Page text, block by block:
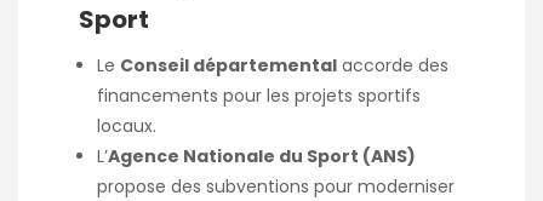
Sport
Le Conseil départemental accorde des
financements pour les projets sportifs
locaux.
L’Agence Nationale du Sport (ANS)
propose des subventions pour moderniser